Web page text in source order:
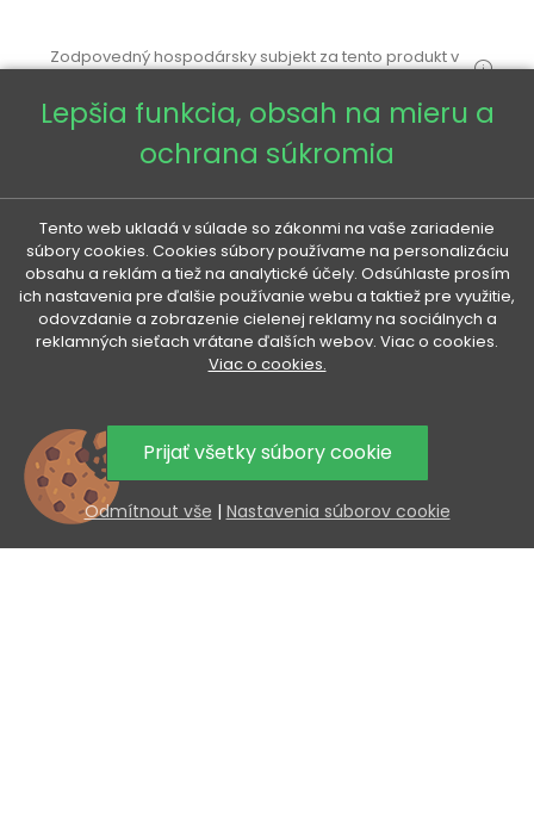
Zodpovedný hospodársky subjekt za tento produkt v
VENETI 
VÁŠ ÚČET 
UŽITOČNÉ INFORMÁCIE
Lepšia funkcia, obsah na mieru a
ochrana súkromia
Tento web ukladá v súlade so zákonmi na vaše zariadenie
súbory cookies. Cookies súbory používame na personalizáciu
obsahu a reklám a tiež na analytické účely. Odsúhlaste prosím
ich nastavenia pre ďalšie používanie webu a taktiež pre využitie,
odovzdanie a zobrazenie cielenej reklamy na sociálnych a
reklamných sieťach vrátane ďalších webov. Viac o cookies.
Viac o cookies.
Prijať všetky súbory cookie
Odmítnout vše | Nastavenia súborov cookie